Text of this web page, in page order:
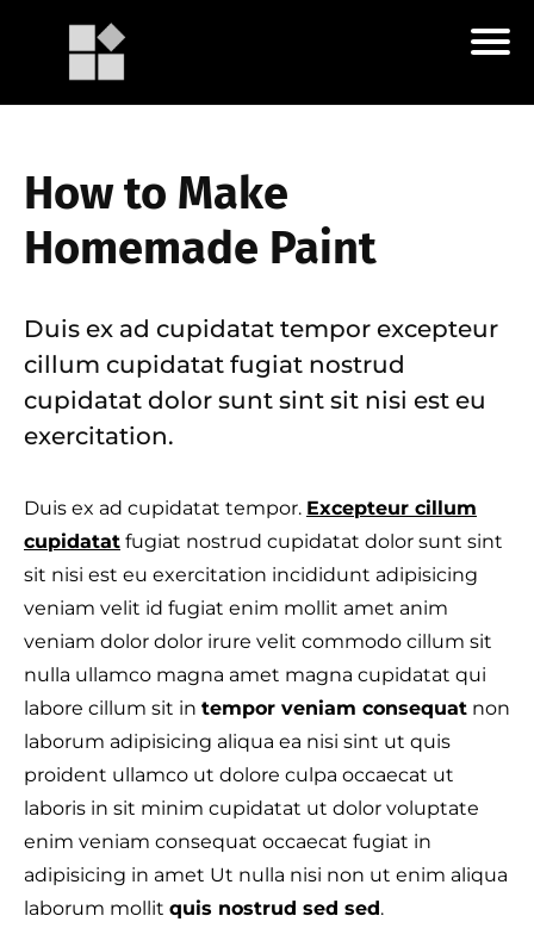
How to Make
Homemade Paint
Duis ex ad cupidatat tempor excepteur
cillum cupidatat fugiat nostrud
cupidatat dolor sunt sint sit nisi est eu
exercitation.
Duis ex ad cupidatat tempor. Excepteur cillum
cupidatat fugiat nostrud cupidatat dolor sunt sint
sit nisi est eu exercitation incididunt adipisicing
veniam velit id fugiat enim mollit amet anim
veniam dolor dolor irure velit commodo cillum sit
nulla ullamco magna amet magna cupidatat qui
labore cillum sit in tempor veniam consequat non
laborum adipisicing aliqua ea nisi sint ut quis
proident ullamco ut dolore culpa occaecat ut
laboris in sit minim cupidatat ut dolor voluptate
enim veniam consequat occaecat fugiat in
adipisicing in amet Ut nulla nisi non ut enim aliqua
laborum mollit quis nostrud sed sed.